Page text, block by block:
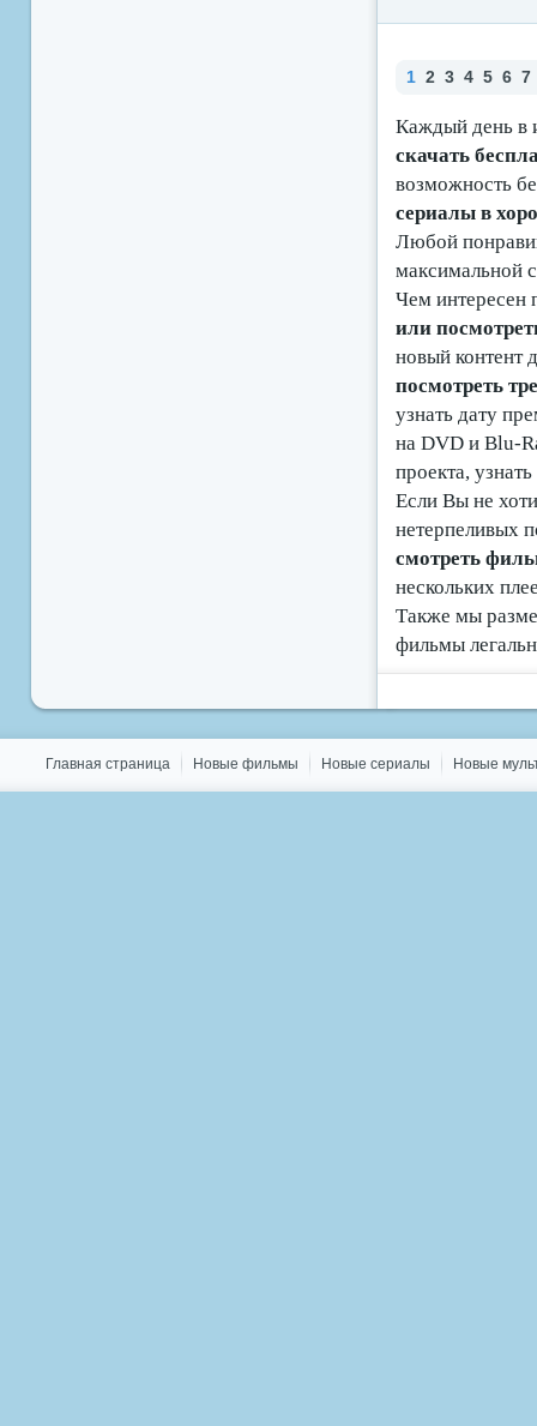
1 2 3 4 5 6 7
Каждый день в
скачать
возможность
сериалы в
Любой
максимальной
Чем интересен
или
новый контент
посмотреть
узнать дату
на DVD и Blu-
проекта,
Если Вы не
нетерпеливых
смотреть
нескольких
Также мы
фильмы
Главная страница Новые фильмы Новые сериалы Новые